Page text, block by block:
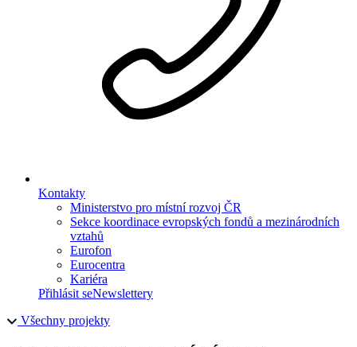
Kontakty
Ministerstvo pro místní rozvoj ČR
Sekce koordinace evropských fondů a mezinárodních
vztahů
Eurofon
Eurocentra
Kariéra
Přihlásit seNewslettery
Všechny projekty